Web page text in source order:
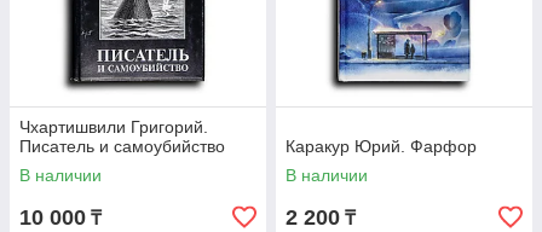
Чхартишвили Григорий.
Писатель и самоубийство
В наличии
10 000 ₸
Каракур Юрий. Фарфор
В наличии
2 200 ₸